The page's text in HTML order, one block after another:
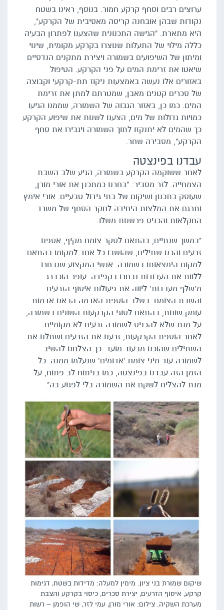
ערוצים רבים וסחף קרקע חמור. בנוסף, ראינו בשטח
נקודות שבהן אובחנה קריסה מאסיבית של הקרקע",
היא מתארת. "הגישה התכנונית שהצענו לפתרון הבעיה
כללה מילוי של התעלות שנוצרו בקרקע מקומית, שינוי
ומיתון של השיפועים בשמורה ויצירת מתקנים הנדסיים
שיאטו את זרימת המים על פני הקרקע. הטיפול
באזורים אלו נעשה באמצעות ניקוז תת-קרקעי וקבוצה
של סכרים קטנים מאבן, שמטרתם למתן את זרימת
המים. כמו כן, באזור הגבוה של השמורה, שממנו הגיעו
כמויות גדולות של מים, הצענו לשנות את שיפוע הקרקע
כך שהמים לא יתנקזו לתוך השמורה ויגבירו את סחף
הקרקע", מסבירה שחר.
עבדנו בפינצטה
לאחר ששוקמה הקרקע בשמורה, הגיע שלב השבת
הצמחייה. לזר מסביר: "בחרנו כמתכנן את אורי מורן,
שעוסק בתכנון ושיקום של בתי גידול טבעיים. אורי אימץ
ותרגם את המלצות היחידה לחקר הסחף של משרד
החקלאות והכניס פרשנות משלו.
"במשך שנתיים, בהתאם לסקר צומח מקיף, אספנו
זרעים והכנו שתילים, שהושבו כל אחד למקומו בהתאם
למקום הימצאותו בשמורה. אנשי המקצוע שנבחרו
ללוות את העבודות נבחרו בקפידה. עופר הוכברג
מ'שלף מעבדות' ליווה את פעולות איסוף הזרעים
והשבת הצומח. בשלב הוספת האדמה הבאנו אדמות
עומק שונות, בהתאם לסוגי הקרקעות השונים בשמורה,
על מנת שלא להכניס לשמורה זרעים לא מקומיים.
לאחר הוספת הקרקעות, זרענו את הזרעים ושתלנו את
השתילים שהוכנו מבעוד מועד. כך הצלחנו להשיב
לשמורה עוד מיני צומח 'אדומים' שנעלמו ממנה. כל
הזמן הזה עבדנו בפינצטה, כמו בניתוח לב פתוח, על
מנת להצליח לשקם את השמורה בלי לפגוע בה".
שיקום שמורת בני ציון. מימין למעלה: מדידות בשטח, דגימות
קרקע, איסוף הזרעים, יצירת סכרים, כיסוי בקרקע והצבת
מערכת השקיה. צילום: אורי מורן, עמי לזר, שי הופמן – רשות